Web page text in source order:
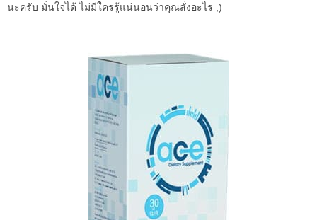
นะครับ มั่นใจได้ ไม่มีใครรู้แน่นอนว่าคุณสั่งอะไร ;)